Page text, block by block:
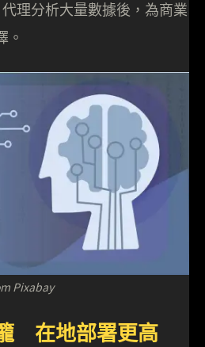
理分析大量數據後，為商業
。
Pixabay
在地部署更高